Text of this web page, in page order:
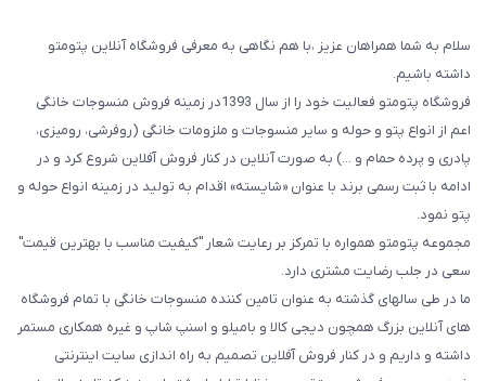
سلام به شما همراهان عزیز ،با هم نگاهی به معرفی فروشگاه آنلاین پتومتو
داشته باشیم.
فروشگاه پتومتو فعالیت خود را از سال 1393در زمینه فروش منسوجات خانگی
اعم از انواع پتو و حوله و سایر منسوجات و ملزومات خانگی (روفرشی، رومیزی،
پادری و پرده حمام و ...) به صورت آنلاین در کنار فروش آفلاین شروع کرد و در
ادامه با ثبت رسمی برند با عنوان «شایسته» اقدام به تولید در زمینه انواع حوله و
پتو نمود.
مجموعه پتومتو همواره با تمرکز بر رعایت شعار "کیفیت مناسب با بهترین قیمت"
سعی در جلب رضایت مشتری دارد.
ما در طی سالهای گذشته به عنوان تامین کننده منسوجات خانگی با تمام فروشگاه
های آنلاین بزرگ همچون دیجی کالا و بامیلو و اسنپ شاپ و غیره همکاری مستمر
داشته و داریم و در کنار فروش آفلاین تصمیم به راه اندازی سایت اینترنتی